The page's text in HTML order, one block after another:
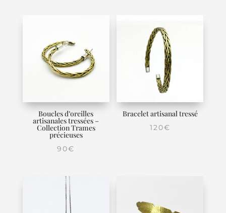
Boucles d’oreilles
artisanales tressées –
Collection Trames
précieuses
90€
Bracelet artisanal tressé
120€